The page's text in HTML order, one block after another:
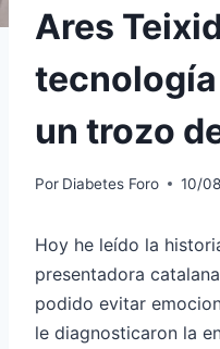
Ares
un trozo
Por Diabetes Foro 10/
Hoy he leído la
presentadora
podido evitar
le diagnosticaron la